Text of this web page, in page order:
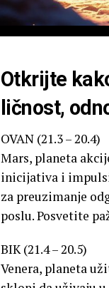
Otkrijte
ličnost,
OVAN (21.3 – 20.4)
Mars, planeta
inicijativa i
za preuzimanje
poslu. Posvetite
BIK (21.4 – 20.5)
Venera, planeta